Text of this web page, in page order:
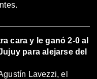
cara y le ganó 2-0 al
para alejarse del
Lavezzi, el